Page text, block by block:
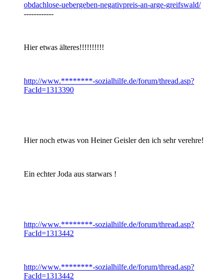
obdachlose-uebergeben-negativpreis-an-arge-greifswald/
------------
Hier etwas älteres!!!!!!!!!!
http://www.********-sozialhilfe.de/forum/thread.asp?
FacId=1313390
Hier noch etwas von Heiner Geisler den ich sehr verehre!
Ein echter Joda aus starwars !
http://www.********-sozialhilfe.de/forum/thread.asp?
FacId=1313442
http://www.********-sozialhilfe.de/forum/thread.asp?
FacId=1313442